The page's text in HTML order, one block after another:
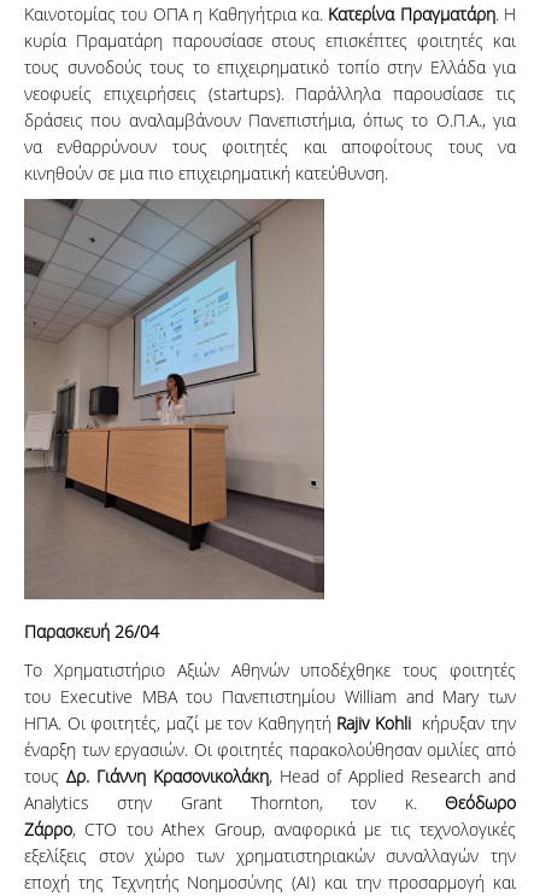
Καινοτομίας του ΟΠΑ η Καθηγήτρια κα. Κατερίνα Πραγματάρη. Η
κυρία Πραματάρη παρουσίασε στους επισκέπτες φοιτητές και
τους συνοδούς τους το επιχειρηματικό τοπίο στην Ελλάδα για
νεοφυείς επιχειρήσεις (startups). Παράλληλα παρουσίασε τις
δράσεις που αναλαμβάνουν Πανεπιστήμια, όπως το Ο.Π.Α., για
να ενθαρρύνουν τους φοιτητές και αποφοίτους τους να
κινηθούν σε μια πιο επιχειρηματική κατεύθυνση.
Παρασκευή 26/04
Το Χρηματιστήριο Αξιών Αθηνών υποδέχθηκε τους φοιτητές
του Executive MBA του Πανεπιστημίου William and Mary των
ΗΠΑ. Οι φοιτητές, μαζί με τον Καθηγητή Rajiv Kohli κήρυξαν την
έναρξη των εργασιών. Οι φοιτητές παρακολούθησαν ομιλίες από
τους Δρ. Γιάννη Κρασονικολάκη, Head of Applied Research and
Analytics στην Grant Thornton, τον κ. Θεόδωρο
Ζάρρο, CTO του Athex Group, αναφορικά με τις τεχνολογικές
εξελίξεις στον χώρο των χρηματιστηριακών συναλλαγών την
εποχή της Τεχνητής Νοημοσύνης (ΑΙ) και την προσαρμογή και